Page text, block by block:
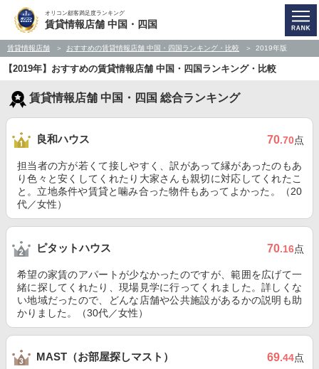
オリコン顧客満足度ランキング
賃貸情報店舗 中国・四国
賃貸情報店舗 おすすめの賃貸情報店舗 中国・四国ランキング・比較 2019年版
【2019年】おすすめの賃貸情報店舗 中国・四国ランキング・比較
賃貸情報店舗 中国・四国 総合ランキング
良和ハウス 70.70点
担当者の方が若くて接しやすく、訳があって縁があったのもあ
り色々と安くしてくれたり大家さんも親切に対応してくれたこ
と。立地条件や賃貸と噛み合った物件もあってよかった。（20
代／女性）
ピタットハウス 70.16点
希望の家賃のアパートが少なかったのですが、範囲を広げて一
緒に探してくれたり、現場見学に行ってくれました。詳しくな
い地域だったので、どんな店舗や公共施設があるかの説明も助
かりました。（30代／女性）
MAST（お部屋探しマスト） 69.44点